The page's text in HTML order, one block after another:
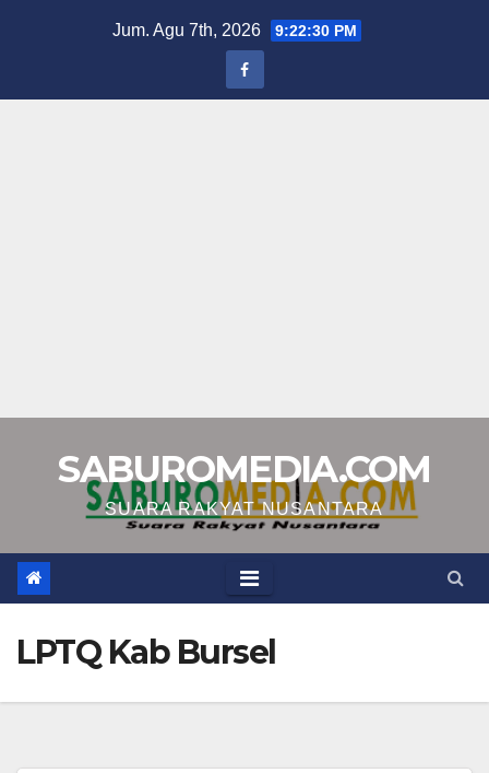
Jum. Agu 7th, 2026 9:22:30 PM
SABUROMEDIA.COM
SUARA RAKYAT NUSANTARA
LPTQ Kab Bursel